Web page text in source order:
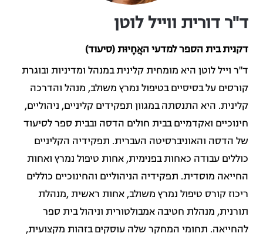
ד"ר דורית ווייל לוטן
דקנית בית הספר למדעי האֲחָיוּת (סיעוד)
ד"ר וייל לוטן היא מומחית קלינית במנהל ומדיניות ובוגרת
קורסים על בסיסיים בטיפול נמרץ משולב, מנהל והדרכה
קלינית. היא התנסתה במגוון תפקידים קליניים, ניהוליים,
חינוכיים ואקדמיים בבית חולים הדסה ובבית ספר לסיעוד
של הדסה והאוניברסיטה העברית. תפקידיה הקליניים
כוללים עבודה כאחות בפנימית, אחות טיפול נמרץ ואחות
החייאה מוסדית. תפקידיה הניהוליים והחינוכיים כוללים
ריכוז קורס טיפול נמרץ משולב, אחות ראשית ,מנהלת
תורנית, מנהלת חטיבה אמבולטורית וניהול בית ספר
להחייאה. תחומי המחקר שלה עוסקים בזהות מקצועית,